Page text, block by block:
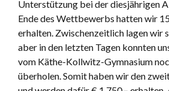
Unterstützung bei der diesjährigen
Ende des Wettbewerbs hatten wir
erhalten. Zwischenzeitlich lagen wir
aber in den letzten Tagen konnten
vom Käthe-Kollwitz-Gymnasium
überholen. Somit haben wir den